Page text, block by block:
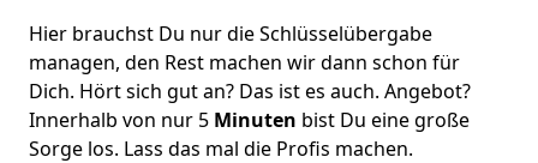
Hier brauchst Du nur die Schlüsselübergabe
managen, den Rest machen wir dann schon für
Dich. Hört sich gut an? Das ist es auch. Angebot?
Innerhalb von nur 5 Minuten bist Du eine große
Sorge los. Lass das mal die Profis machen.